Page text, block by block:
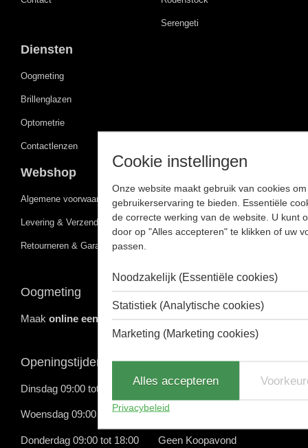
Serengeti
Diensten
Oogmeting
Brillenglazen
Optometrie
Contactlenzen
Webshop
Algemene voorwaarden
Levering & Verzending
Retourneren & Garantie
Oogmeting
Maak online een afspraakof bel ons op:0512-514881
Openingstijden
Dinsdag 09:00 tot 18:00
Woensdag 09:00 tot 18:00
Donderdag 09:00 tot 18:00 Geen Koopavond
Cookie instellingen
Onze website maakt gebruik van cookies
gebruikerservaring te bieden. Essentiële
de correcte werking van de website. U kunt
door op "Alles accepteren" te klikken of uw
passen.
Noodzakelijk (Essentiële cookies)
Statistiek (Analytische cookies)
Marketing (Marketing cookies)
Alles accepteren
Privacybeleid